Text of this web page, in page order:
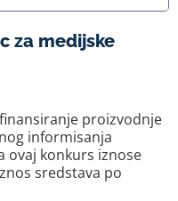
za medijske
proizvodnje
informisanja
ovaj konkurs iznose
sredstava po